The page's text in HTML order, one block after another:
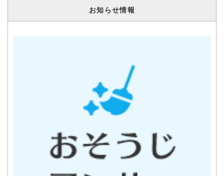
対策を徹底し、お客様と従業員双方の安全を守ることを最優
お知らせ情報